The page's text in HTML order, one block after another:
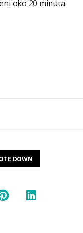
oko 20 minuta.
DOWN